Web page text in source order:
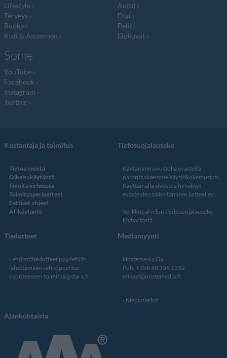
Lifestyle
Terveys
Ruoka
Koti & Asuminen
Autot
Digi
Pelit
Elokuvat
Some
YouTube
Facebook
Instagram
Twitter
Kustantaja ja toimitus
Tietoa meistä
Oikaisukäytäntö
Ilmoita virheestä
Toimitusperiaatteet
Eettiset ohjeet
AI-käytäntö
Tietosuojalauseke
Käytämme sivustolla evästeitä
parantaaksemme käyttökokemustasi.
Käyttämällä sivustoa hyväksyt
evästeiden tallentamisen laitteellesi.
Verkkopalvelun tiedosuojalauseke
löytyy tästä
Tiedotteet
Lehdistötiedotteet pyydetään
lähettämään sähköpostitse
osoitteeseen toimitus@stara.fi
Mediamyynti
Nostemedia Oy
Puh. +358 40 356 1332
mikael@nostemedia.fi
Mediatiedot
Ajankohtaista